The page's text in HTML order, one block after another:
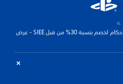
خصم في سلة التسوق - الشروط والأحكام لخصم بنسبة 30% من قبل SIEE - عرض